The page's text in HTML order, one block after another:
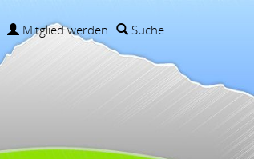
Mitglied werden
Suche